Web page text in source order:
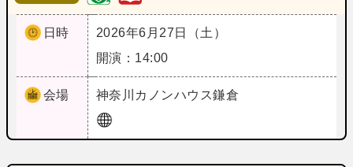
日時
2026年6月27日（土）
開演：14:00
会場 神奈川 カノンハウス鎌倉